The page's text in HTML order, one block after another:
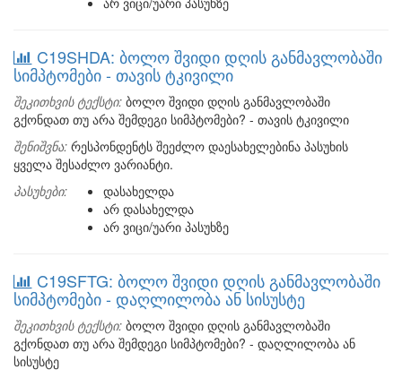
C19SHDA: ბოლო შვიდი დღის განმავლობაში
სიმპტომები - თავის ტკივილი
შეკითხვის ტექსტი: ბოლო შვიდი დღის განმავლობაში
გქონდათ თუ არა შემდეგი სიმპტომები? - თავის ტკივილი
შენიშვნა: რესპონდენტს შეეძლო დაესახელებინა პასუხის
ყველა შესაძლო ვარიანტი.
პასუხები:
დასახელდა
არ დასახელდა
არ ვიცი/უარი პასუხზე
C19SFTG: ბოლო შვიდი დღის განმავლობაში
სიმპტომები - დაღლილობა ან სისუსტე
შეკითხვის ტექსტი: ბოლო შვიდი დღის განმავლობაში
გქონდათ თუ არა შემდეგი სიმპტომები? - დაღლილობა ან
სისუსტე